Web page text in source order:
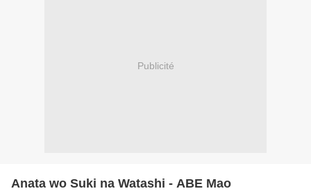
Publicité
Anata wo Suki na Watashi - ABE Mao